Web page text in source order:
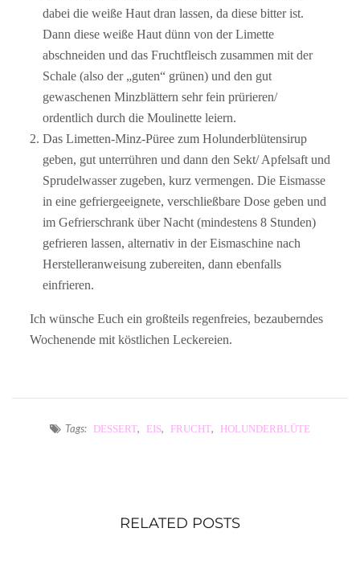
dabei die weiße Haut dran lassen, da diese bitter ist.
Dann diese weiße Haut dünn von der Limette
abschneiden und das Fruchtfleisch zusammen mit der
Schale (also der „guten“ grünen) und den gut
gewaschenen Minzblättern sehr fein prürieren/
ordentlich durch die Moulinette leiern.
Das Limetten-Minz-Püree zum Holunderblütensirup
geben, gut unterrühren und dann den Sekt/ Apfelsaft und
Sprudelwasser zugeben, kurz vermengen. Die Eismasse
in eine gefriergeeignete, verschließbare Dose geben und
im Gefrierschrank über Nacht (mindestens 8 Stunden)
gefrieren lassen, alternativ in der Eismaschine nach
Herstelleranweisung zubereiten, dann ebenfalls
einfrieren.
Ich wünsche Euch ein großteils regenfreies, bezauberndes
Wochenende mit köstlichen Leckereien.
Tags: DESSERT, EIS, FRUCHT, HOLUNDERBLÜTE
RELATED POSTS